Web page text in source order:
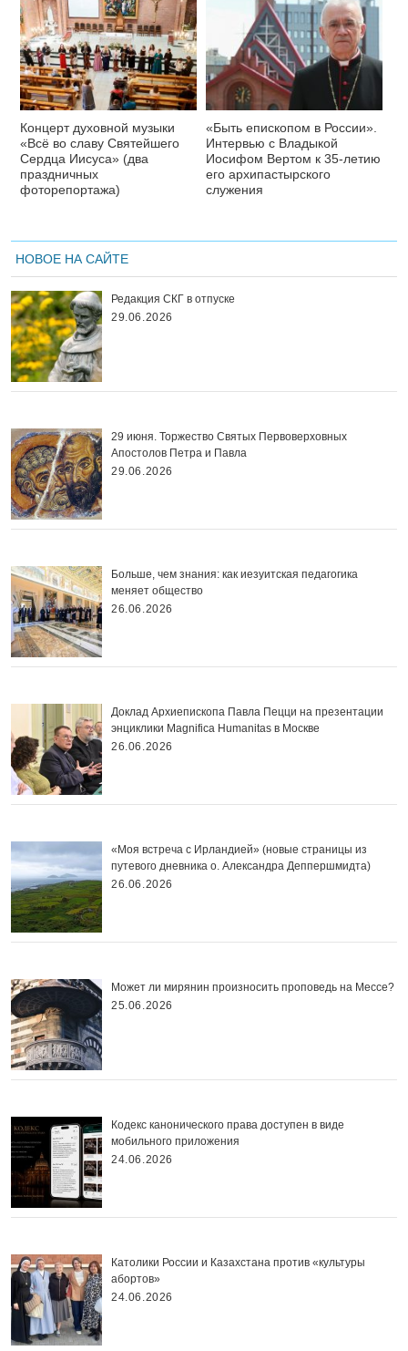
Концерт духовной музыки
«Всё во славу Святейшего
Сердца Иисуса» (два
праздничных
фоторепортажа)
«Быть епископом в России».
Интервью с Владыкой
Иосифом Вертом к 35-летию
его архипастырского
служения
НОВОЕ НА САЙТЕ
Редакция СКГ в отпуске
29.06.2026
29 июня. Торжество Святых Первоверховных
Апостолов Петра и Павла
29.06.2026
Больше, чем знания: как иезуитская педагогика
меняет общество
26.06.2026
Доклад Архиепископа Павла Пецци на презентации
энциклики Magnifica Нumanitas в Москве
26.06.2026
«Моя встреча с Ирландией» (новые страницы из
путевого дневника о. Александра Деппершмидта)
26.06.2026
Может ли мирянин произносить проповедь на Мессе?
25.06.2026
Кодекс канонического права доступен в виде
мобильного приложения
24.06.2026
Католики России и Казахстана против «культуры
абортов»
24.06.2026